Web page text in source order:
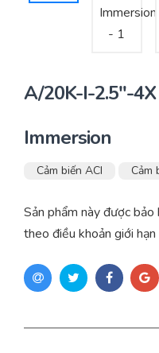
A/20K-I-2.5″-
Immersion
Cảm biến ACI Cảm
Sản phẩm này được
theo điều khoản giới hạn